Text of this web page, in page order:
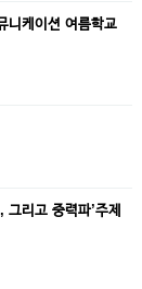
니케이션 여름학교
그리고 중력파’주제